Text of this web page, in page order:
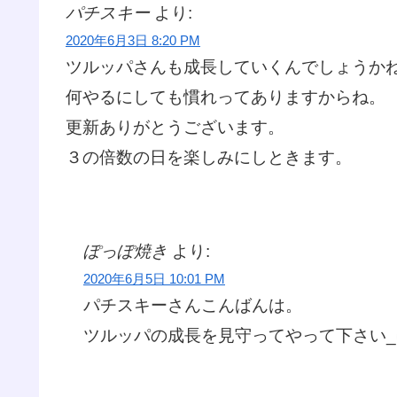
パチスキー より:
2020年6月3日 8:20 PM
ツルッパさんも成長していくんでしょうか
何やるにしても慣れってありますからね。
更新ありがとうございます。
３の倍数の日を楽しみにしときます。
ぽっぽ焼き より:
2020年6月5日 10:01 PM
パチスキーさんこんばんは。
ツルッパの成長を見守ってやって下さい